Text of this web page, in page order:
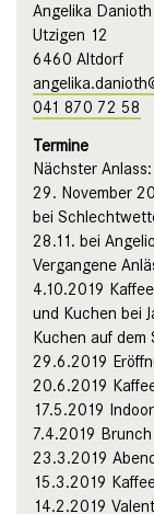
Angelika Danioth
Utzigen 12
6460 Altdorf
041 870 72 58
Termine
Nächster Anlass:
29. November
bei
28.11. bei
Vergangene
4.10.2019
und Kuchen bei
Kuchen auf dem
29.6.2019
20.6.2019
17.5.2019
7.4.2019
23.3.2019
15.3.2019
14.2.2019